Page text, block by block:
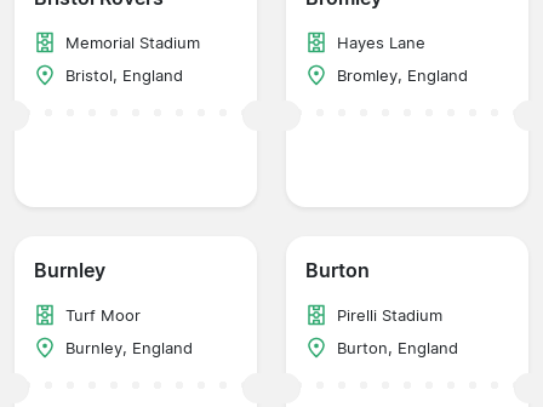
Memorial Stadium
Bristol, England
Hayes Lane
Bromley, England
Burnley
Turf Moor
Burnley, England
Burton
Pirelli Stadium
Burton, England